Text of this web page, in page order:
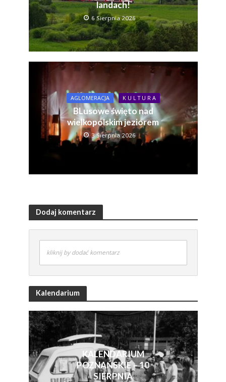
landach!
6 Sierpnia 2026
AGLOMERACJA K U L T U R A
BLusowe święto nad
wielkopolskim jeziorem
3 Sierpnia 2026
Dodaj komentarz
kliknij by dodać komentarz
Kalendarium
KALENDARIUM
POZNAŃSKIE – 10
SIERPNIA